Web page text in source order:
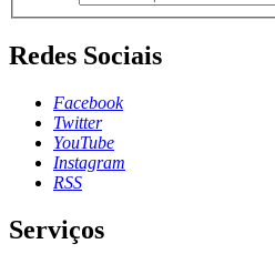
Redes Sociais
Facebook
Twitter
YouTube
Instagram
RSS
Serviços